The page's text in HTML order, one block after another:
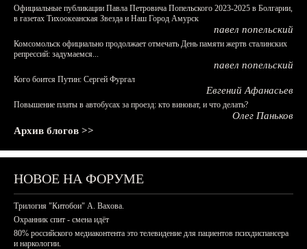
Официальные публикации Павла Петровича Попельского 2023-2025 в Болгарии,
в газетах Тихоокеанская Звезда и Наш Город Амурск
павел попельский
Комсомольск официально продолжает отмечать День памяти жертв сталинских
репрессий: задумаемся...
павел попельский
Кого боится Путин: Сергей Фургал
Евгений Афанасьев
Повышение платы в автобусах за проезд: кто виноват, и что делать?
Олег Паньков
Архив блогов >>
НОВОЕ НА ФОРУМЕ
Трилогия "Китобои" А. Вахова.
Охранник спит - смена идёт
80% российского медиаконтента это телевидение для пациентов психдиспансера
и наркологии.